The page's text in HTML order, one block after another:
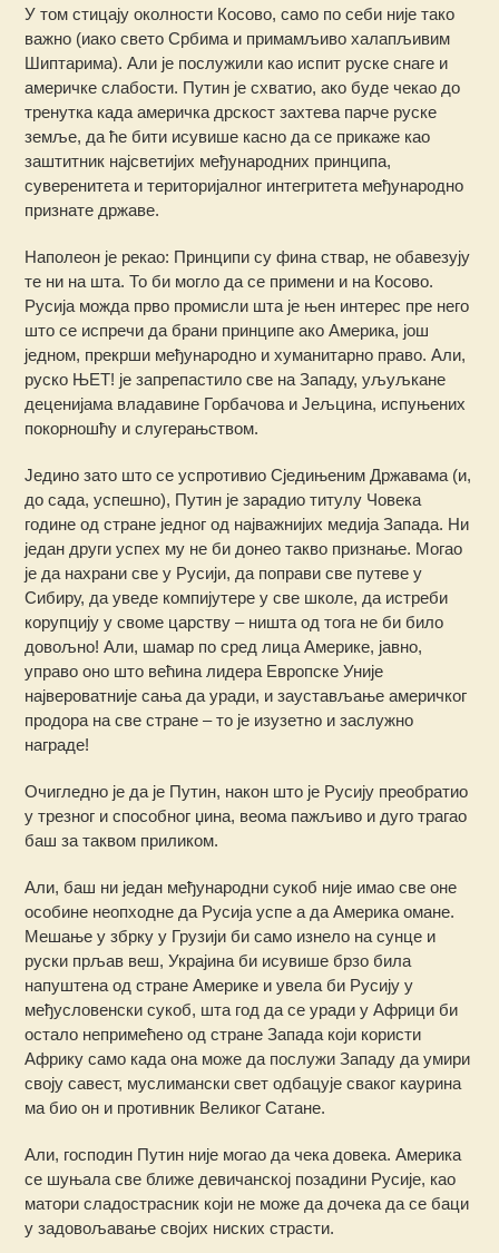
У том стицају околности Косово, само по себи није тако
важно (иако свето Србима и примамљиво халапљивим
Шиптарима). Али је послужили као испит руске снаге и
америчке слабости. Путин је схватио, ако буде чекао до
тренутка када америчка дрскост захтева парче руске
земље, да ће бити исувише касно да се прикаже као
заштитник најсветијих међународних принципа,
суверенитета и територијалног интегритета међународно
признате државе.
Наполеон је рекао: Принципи су фина ствар, не обавезују
те ни на шта. То би могло да се примени и на Косово.
Русија можда прво промисли шта је њен интерес пре него
што се испречи да брани принципе ако Америка, још
једном, прекрши међународно и хуманитарно право. Али,
руско ЊЕТ! је запрепастило све на Западу, уљуљкане
деценијама владавине Горбачова и Јељцина, испуњених
покорношћу и слугерањством.
Једино зато што се успротивио Сједињеним Државама (и,
до сада, успешно), Путин је зарадио титулу Човека
године од стране једног од најважнијих медија Запада. Ни
један други успех му не би донео такво признање. Могао
је да нахрани све у Русији, да поправи све путеве у
Сибиру, да уведе компијутере у све школе, да истреби
корупцију у своме царству – ништа од тога не би било
довољно! Али, шамар по сред лица Америке, јавно,
управо оно што већина лидера Европске Уније
највероватније сања да уради, и заустављање америчког
продора на све стране – то је изузетно и заслужно
награде!
Очигледно је да је Путин, након што је Русију преобратио
у трезног и способног џина, веома пажљиво и дуго трагао
баш за таквом приликом.
Али, баш ни један међународни сукоб није имао све оне
особине неопходне да Русија успе а да Америка омане.
Мешање у збрку у Грузији би само изнело на сунце и
руски прљав веш, Украјина би исувише брзо била
напуштена од стране Америке и увела би Русију у
међусловенски сукоб, шта год да се уради у Африци би
остало непримећено од стране Запада који користи
Африку само када она може да послужи Западу да умири
своју савест, муслимански свет одбацује сваког каурина
ма био он и противник Великог Сатане.
Али, господин Путин није могао да чека довека. Америка
се шуњала све ближе девичанској позадини Русије, као
матори сладострасник који не може да дочека да се баци
у задовољавање својих ниских страсти.